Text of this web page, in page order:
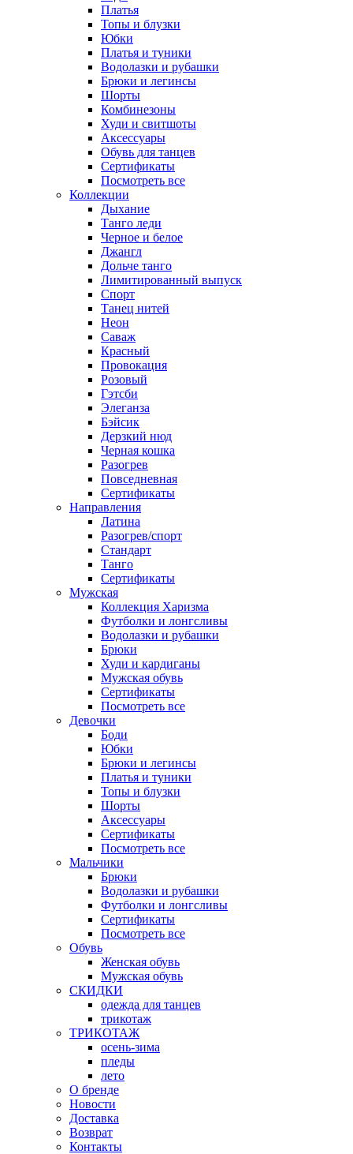
Платья
Топы и блузки
Юбки
Платья и туники
Водолазки и рубашки
Брюки и легинсы
Шорты
Комбинезоны
Худи и свитшоты
Аксессуары
Обувь для танцев
Сертификаты
Посмотреть все
Коллекции
Дыхание
Танго леди
Черное и белое
Джангл
Дольче танго
Лимитированный выпуск
Спорт
Танец нитей
Неон
Саваж
Красный
Провокация
Розовый
Гэтсби
Элеганза
Бэйсик
Дерзкий нюд
Черная кошка
Разогрев
Повседневная
Сертификаты
Направления
Латина
Разогрев/спорт
Стандарт
Танго
Сертификаты
Мужская
Коллекция Харизма
Футболки и лонгсливы
Водолазки и рубашки
Брюки
Худи и кардиганы
Мужская обувь
Сертификаты
Посмотреть все
Девочки
Боди
Юбки
Брюки и легинсы
Платья и туники
Топы и блузки
Шорты
Аксессуары
Сертификаты
Посмотреть все
Мальчики
Брюки
Водолазки и рубашки
Футболки и лонгсливы
Сертификаты
Посмотреть все
Обувь
Женская обувь
Мужская обувь
СКИДКИ
одежда для танцев
трикотаж
ТРИКОТАЖ
осень-зима
пледы
лето
О бренде
Новости
Доставка
Возврат
Контакты